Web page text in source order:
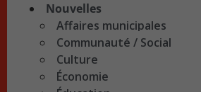
Nouvelles
Affaires municipales
Communauté / Social
Culture
Économie